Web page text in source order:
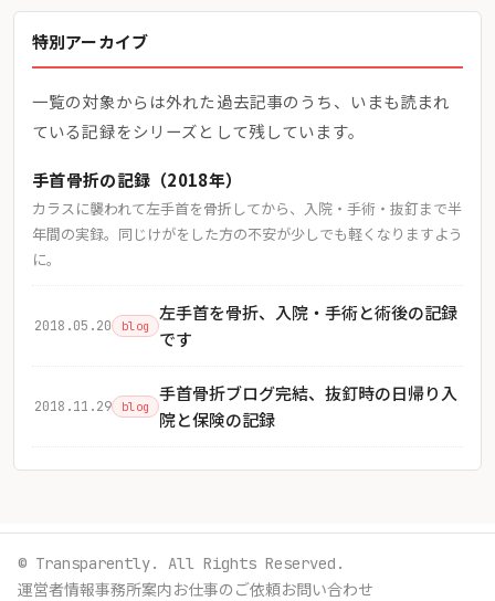
特別アーカイブ
一覧の対象からは外れた過去記事のうち、いまも読まれ
ている記録をシリーズとして残しています。
手首骨折の記録（2018年）
カラスに襲われて左手首を骨折してから、入院・手術・抜釘まで半
年間の実録。同じけがをした方の不安が少しでも軽くなりますよう
に。
2018.05.20 blog
左手首を骨折、入院・手術と術後の記録
です
2018.11.29 blog
手首骨折ブログ完結、抜釘時の日帰り入
院と保険の記録
© Transparently. All Rights Reserved.
運営者情報事務所案内お仕事のご依頼お問い合わせ